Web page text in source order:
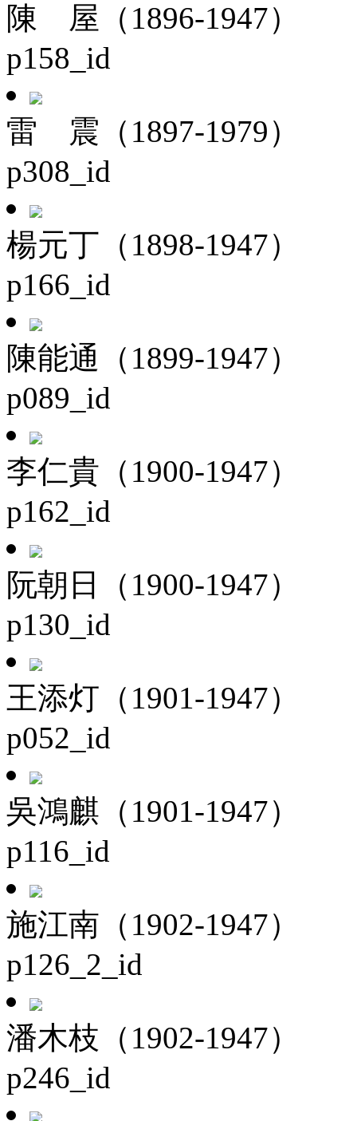
陳 屋（1896-1947）
p158_id
雷 震（1897-1979）
p308_id
楊元丁（1898-1947）
p166_id
陳能通（1899-1947）
p089_id
李仁貴（1900-1947）
p162_id
阮朝日（1900-1947）
p130_id
王添灯（1901-1947）
p052_id
吳鴻麒（1901-1947）
p116_id
施江南（1902-1947）
p126_2_id
潘木枝（1902-1947）
p246_id